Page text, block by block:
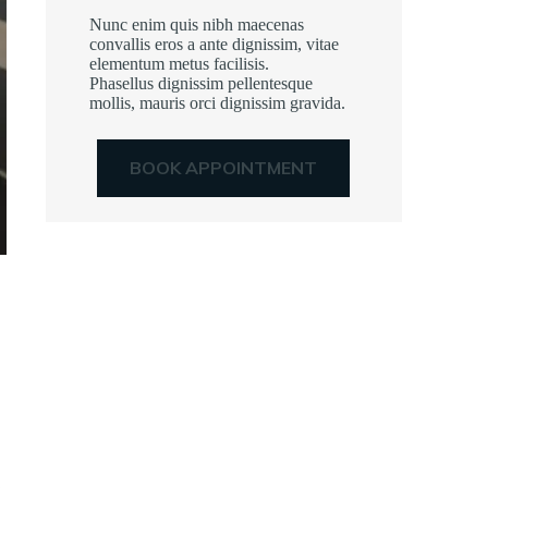
Nunc enim quis nibh maecenas
convallis eros a ante dignissim, vitae
elementum metus facilisis.
Phasellus dignissim pellentesque
mollis, mauris orci dignissim gravida.
BOOK APPOINTMENT